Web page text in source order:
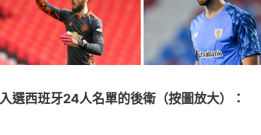
入選西班牙24人名單的後衛（按圖放大）：